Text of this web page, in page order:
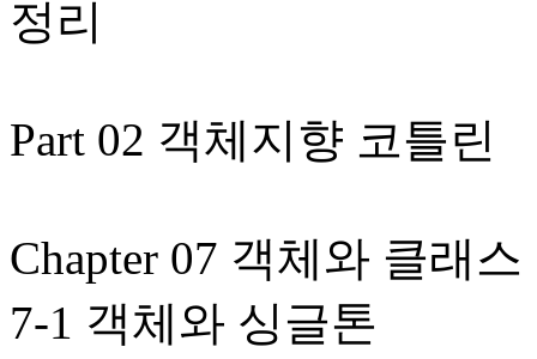
정리
Part 02 객체지향 코틀린
Chapter 07 객체와 클래스
7-1 객체와 싱글톤